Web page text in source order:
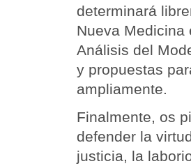
determinará
Nueva Medicina
Análisis del
y propuestas
ampliamente.
Finalmente, os
defender la
justicia, la